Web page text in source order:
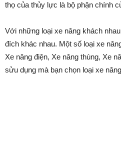
thọ của thủy lực là bộ phận chính
Với những loại xe nâng khách
đích khác nhau. Một số loại xe
Xe nâng điện, Xe nâng thùng, Xe
sửu dụng mà bạn chọn loại xe